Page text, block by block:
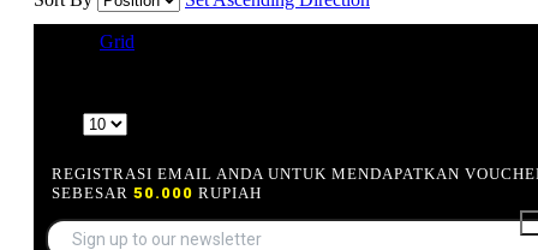
Grid
REGISTRASI EMAIL ANDA UNTUK MENDAPATKAN
SEBESAR 50.000 RUPIAH